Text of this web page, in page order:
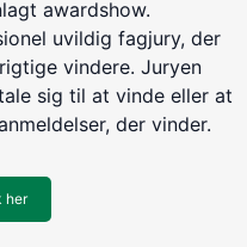
awardshow.
uvildig fagjury, der
vindere. Juryen
sig til at vinde eller at
der vinder.
her